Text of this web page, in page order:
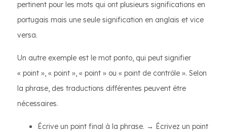
pertinent pour les mots qui ont plusieurs significations en
portugais mais une seule signification en anglais et vice
versa.
Un autre exemple est le mot ponto, qui peut signifier
« point », « point », « point » ou « point de contrôle ». Selon
la phrase, des traductions différentes peuvent être
nécessaires.
Écrive un point final à la phrase. → Écrivez un point